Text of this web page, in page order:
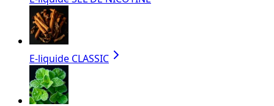
E-liquide CLASSIC